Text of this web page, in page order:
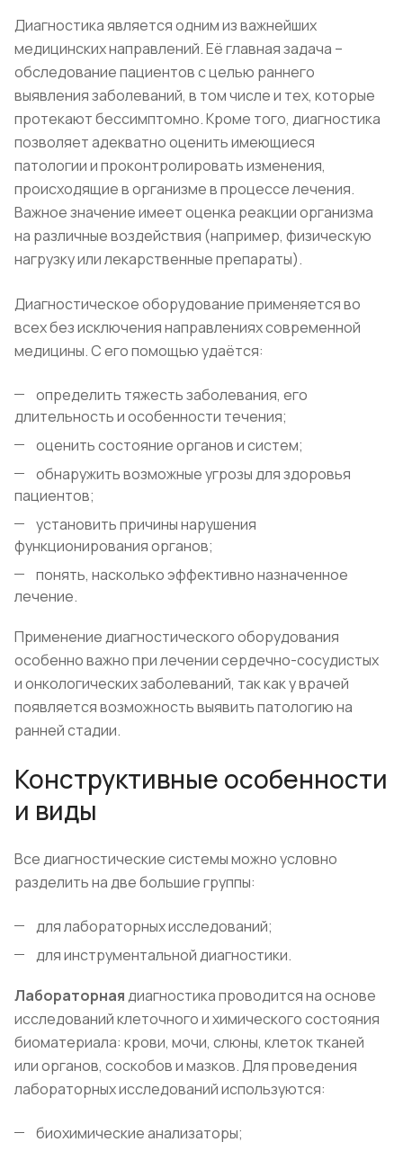
Диагностика является одним из важнейших
медицинских направлений. Её главная задача –
обследование пациентов с целью раннего
выявления заболеваний, в том числе и тех, которые
протекают бессимптомно. Кроме того, диагностика
позволяет адекватно оценить имеющиеся
патологии и проконтролировать изменения,
происходящие в организме в процессе лечения.
Важное значение имеет оценка реакции организма
на различные воздействия (например, физическую
нагрузку или лекарственные препараты).
Диагностическое оборудование применяется во
всех без исключения направлениях современной
медицины. С его помощью удаётся:
определить тяжесть заболевания, его
длительность и особенности течения;
оценить состояние органов и систем;
обнаружить возможные угрозы для здоровья
пациентов;
установить причины нарушения
функционирования органов;
понять, насколько эффективно назначенное
лечение.
Применение диагностического оборудования
особенно важно при лечении сердечно-сосудистых
и онкологических заболеваний, так как у врачей
появляется возможность выявить патологию на
ранней стадии.
Конструктивные особенности
и виды
Все диагностические системы можно условно
разделить на две большие группы:
для лабораторных исследований;
для инструментальной диагностики.
Лабораторнаядиагностика проводится на основе
исследований клеточного и химического состояния
биоматериала: крови, мочи, слюны, клеток тканей
или органов, соскобов и мазков. Для проведения
лабораторных исследований используются:
биохимические анализаторы;